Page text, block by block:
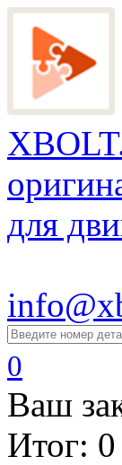
для
0
Ваш
Итог: 0